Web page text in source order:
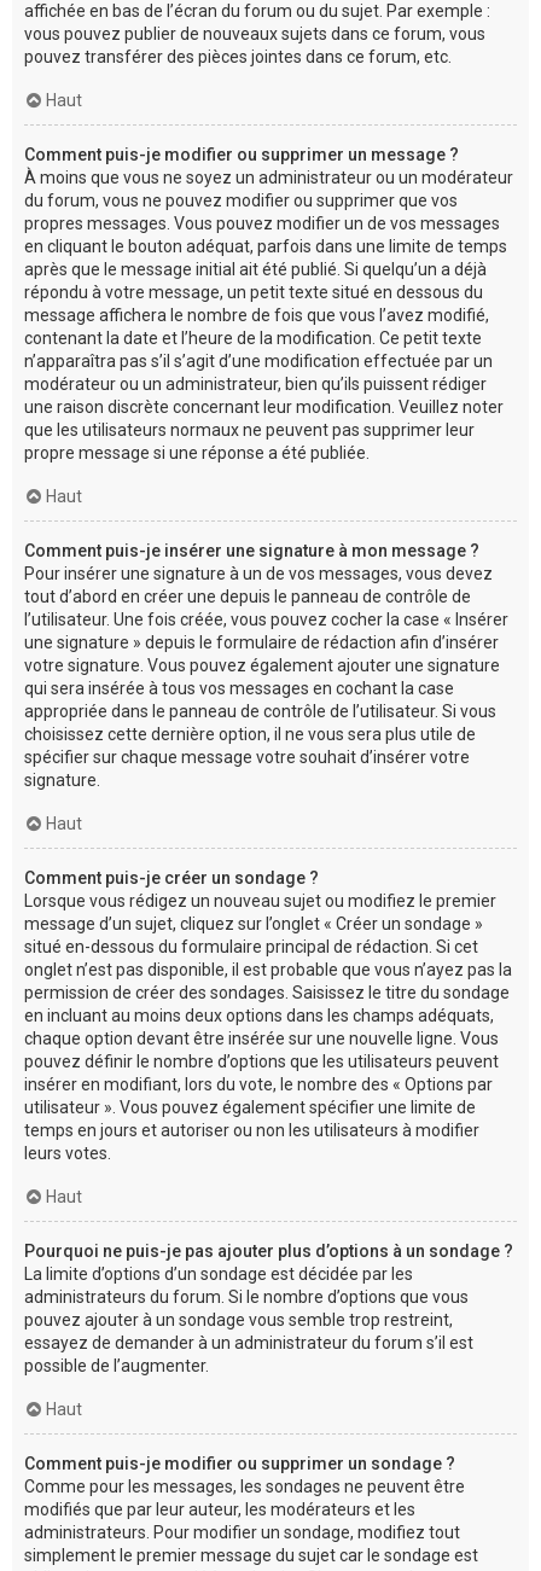
affichée en bas de l’écran du forum ou du sujet. Par exemple :
vous pouvez publier de nouveaux sujets dans ce forum, vous
pouvez transférer des pièces jointes dans ce forum, etc.
Haut
Comment puis-je modifier ou supprimer un message ?
À moins que vous ne soyez un administrateur ou un modérateur
du forum, vous ne pouvez modifier ou supprimer que vos
propres messages. Vous pouvez modifier un de vos messages
en cliquant le bouton adéquat, parfois dans une limite de temps
après que le message initial ait été publié. Si quelqu’un a déjà
répondu à votre message, un petit texte situé en dessous du
message affichera le nombre de fois que vous l’avez modifié,
contenant la date et l’heure de la modification. Ce petit texte
n’apparaîtra pas s’il s’agit d’une modification effectuée par un
modérateur ou un administrateur, bien qu’ils puissent rédiger
une raison discrète concernant leur modification. Veuillez noter
que les utilisateurs normaux ne peuvent pas supprimer leur
propre message si une réponse a été publiée.
Haut
Comment puis-je insérer une signature à mon message ?
Pour insérer une signature à un de vos messages, vous devez
tout d’abord en créer une depuis le panneau de contrôle de
l’utilisateur. Une fois créée, vous pouvez cocher la case « Insérer
une signature » depuis le formulaire de rédaction afin d’insérer
votre signature. Vous pouvez également ajouter une signature
qui sera insérée à tous vos messages en cochant la case
appropriée dans le panneau de contrôle de l’utilisateur. Si vous
choisissez cette dernière option, il ne vous sera plus utile de
spécifier sur chaque message votre souhait d’insérer votre
signature.
Haut
Comment puis-je créer un sondage ?
Lorsque vous rédigez un nouveau sujet ou modifiez le premier
message d’un sujet, cliquez sur l’onglet « Créer un sondage »
situé en-dessous du formulaire principal de rédaction. Si cet
onglet n’est pas disponible, il est probable que vous n’ayez pas la
permission de créer des sondages. Saisissez le titre du sondage
en incluant au moins deux options dans les champs adéquats,
chaque option devant être insérée sur une nouvelle ligne. Vous
pouvez définir le nombre d’options que les utilisateurs peuvent
insérer en modifiant, lors du vote, le nombre des « Options par
utilisateur ». Vous pouvez également spécifier une limite de
temps en jours et autoriser ou non les utilisateurs à modifier
leurs votes.
Haut
Pourquoi ne puis-je pas ajouter plus d’options à un sondage ?
La limite d’options d’un sondage est décidée par les
administrateurs du forum. Si le nombre d’options que vous
pouvez ajouter à un sondage vous semble trop restreint,
essayez de demander à un administrateur du forum s’il est
possible de l’augmenter.
Haut
Comment puis-je modifier ou supprimer un sondage ?
Comme pour les messages, les sondages ne peuvent être
modifiés que par leur auteur, les modérateurs et les
administrateurs. Pour modifier un sondage, modifiez tout
simplement le premier message du sujet car le sondage est